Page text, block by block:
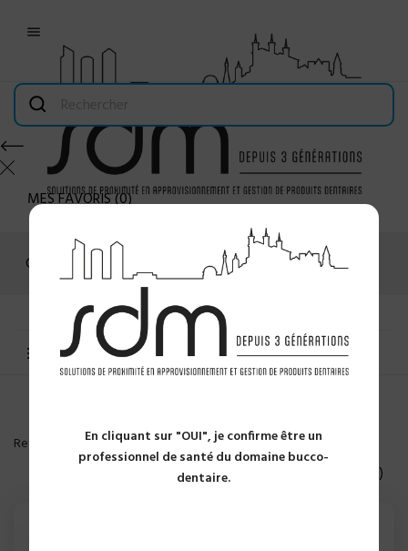
En cliquant sur "OUI", je confirme être un
professionnel de santé du domaine bucco-
dentaire.

MES FAVORIS(0)
Connexion
MENU
Reference, A to Z PLUS DE FILTRE
Affichage 1-5 of 5 article(s)